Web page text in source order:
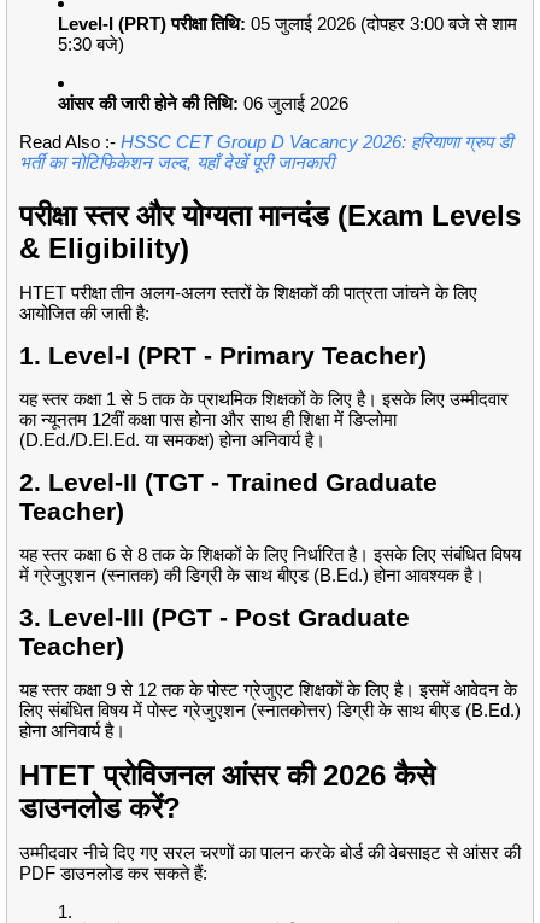
Level-I (PRT) परीक्षा तिथि: 05 जुलाई 2026 (दोपहर 3:00 बजे से शाम
5:30 बजे)
आंसर की जारी होने की तिथि: 06 जुलाई 2026
Read Also :- HSSC CET Group D Vacancy 2026: हरियाणा ग्रुप डी
भर्ती का नोटिफिकेशन जल्द, यहाँ देखें पूरी जानकारी
परीक्षा स्तर और योग्यता मानदंड (Exam Levels
& Eligibility)
HTET परीक्षा तीन अलग-अलग स्तरों के शिक्षकों की पात्रता जांचने के लिए
आयोजित की जाती है:
1. Level-I (PRT - Primary Teacher)
यह स्तर कक्षा 1 से 5 तक के प्राथमिक शिक्षकों के लिए है। इसके लिए उम्मीदवार
का न्यूनतम 12वीं कक्षा पास होना और साथ ही शिक्षा में डिप्लोमा
(D.Ed./D.El.Ed. या समकक्ष) होना अनिवार्य है।
2. Level-II (TGT - Trained Graduate
Teacher)
यह स्तर कक्षा 6 से 8 तक के शिक्षकों के लिए निर्धारित है। इसके लिए संबंधित विषय
में ग्रेजुएशन (स्नातक) की डिग्री के साथ बीएड (B.Ed.) होना आवश्यक है।
3. Level-III (PGT - Post Graduate
Teacher)
यह स्तर कक्षा 9 से 12 तक के पोस्ट ग्रेजुएट शिक्षकों के लिए है। इसमें आवेदन के
लिए संबंधित विषय में पोस्ट ग्रेजुएशन (स्नातकोत्तर) डिग्री के साथ बीएड (B.Ed.)
होना अनिवार्य है।
HTET प्रोविजनल आंसर की 2026 कैसे
डाउनलोड करें?
उम्मीदवार नीचे दिए गए सरल चरणों का पालन करके बोर्ड की वेबसाइट से आंसर की
PDF डाउनलोड कर सकते हैं: